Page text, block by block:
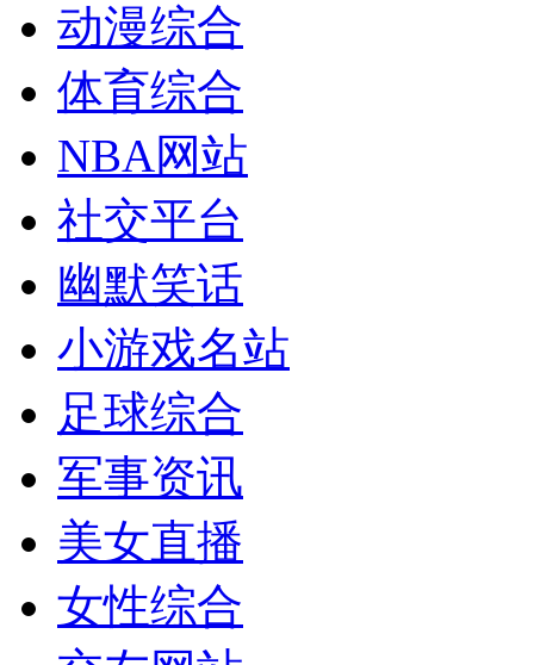
动漫综合
体育综合
NBA网站
社交平台
幽默笑话
小游戏名站
足球综合
军事资讯
美女直播
女性综合